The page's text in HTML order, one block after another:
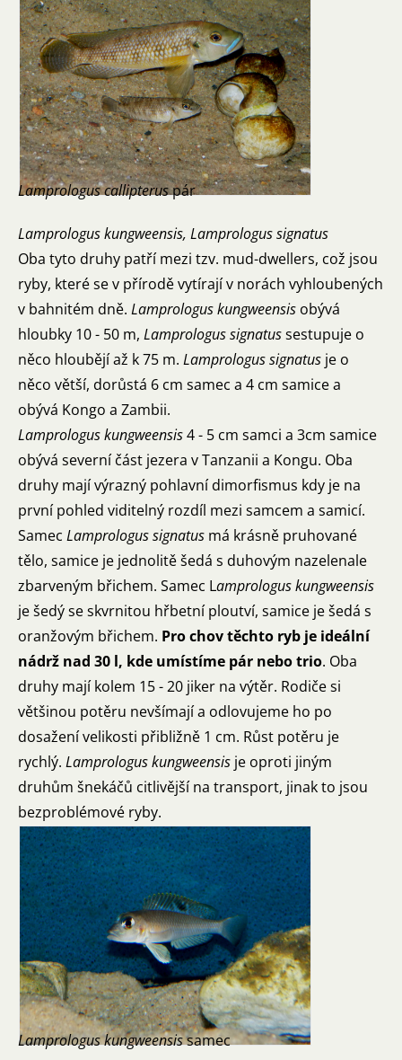
Lamprologus callipteruspár
Lamprologus kungweensis, Lamprologus signatus
Oba tyto druhy patří mezi tzv. mud-dwellers, což jsou
ryby, které se v přírodě vytírají v norách vyhloubených
v bahnitém dně. Lamprologus kungweensis obývá
hloubky 10 - 50 m, Lamprologus signatussestupuje o
něco hloubějí až k 75 m. Lamprologussignatus je o
něco větší, dorůstá 6 cm samec a 4 cm samice a
obývá Kongo a Zambii.
Lamprologus kungweensis4 - 5 cm samci a 3cm samice
obývá severní část jezera v Tanzanii a Kongu. Oba
druhy mají výrazný pohlavní dimorfismus kdy je na
první pohled viditelný rozdíl mezi samcem a samicí.
Samec Lamprologus signatus má krásně pruhované
tělo, samice je jednolitě šedá s duhovým nazelenale
zbarveným břichem. Samec Lamprologus kungweensis
je šedý se skvrnitou hřbetní ploutví, samice je šedá s
oranžovým břichem. Pro chov těchto ryb je ideální
nádrž nad 30 l, kde umístíme pár nebo trio. Oba
druhy mají kolem 15 - 20 jiker na výtěr. Rodiče si
většinou potěru nevšímají a odlovujeme ho po
dosažení velikosti přibližně 1 cm. Růst potěru je
rychlý. Lamprologus kungweensis je oproti jiným
druhům šnekáčů citlivější na transport, jinak to jsou
bezproblémové ryby.
Lamprologus kungweensissamec